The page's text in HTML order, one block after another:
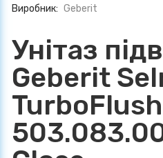
Виробник: Geberit
Унітаз
Geberit
TurboFlush